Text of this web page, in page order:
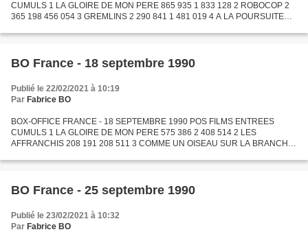
CUMULS 1 LA GLOIRE DE MON PERE 865 935 1 833 128 2 ROBOCOP 2
365 198 456 054 3 GREMLINS 2 290 841 1 481 019 4 A LA POURSUITE
131 380...
BO France - 18 septembre 1990
Publié le 22/02/2021 à 10:19
Par Fabrice BO
BOX-OFFICE FRANCE - 18 SEPTEMBRE 1990 POS FILMS ENTREES
CUMULS 1 LA GLOIRE DE MON PERE 575 386 2 408 514 2 LES
AFFRANCHIS 208 191 208 511 3 COMME UN OISEAU SUR LA BRANCHE
1 621 408 6 A LA...
BO France - 25 septembre 1990
Publié le 23/02/2021 à 10:32
Par Fabrice BO